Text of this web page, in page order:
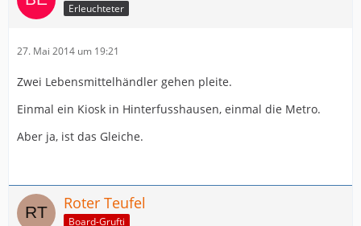
Erleuchteter
27. Mai 2014 um 19:21
Zwei Lebensmittelhändler gehen pleite.
Einmal ein Kiosk in Hinterfusshausen, einmal die Metro.
Aber ja, ist das Gleiche.
Roter Teufel
Board-Grufti